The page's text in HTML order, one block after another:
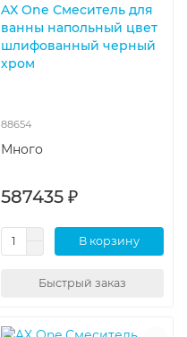
AX One Смеситель для
ванны напольный цвет
шлифованный черный
хром
88654
Много
587435 ₽
В корзину
Быстрый заказ